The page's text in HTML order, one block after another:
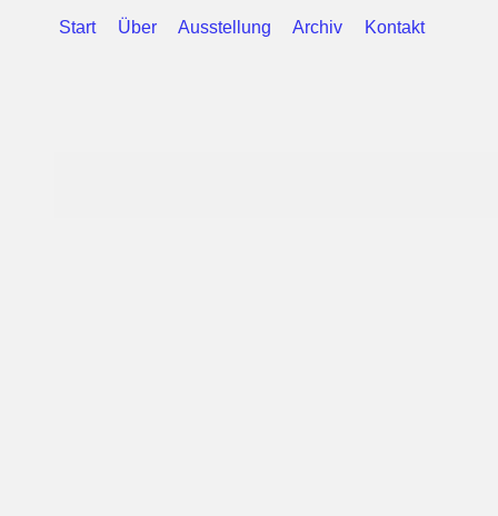
Start Über Ausstellung Archiv Kontakt